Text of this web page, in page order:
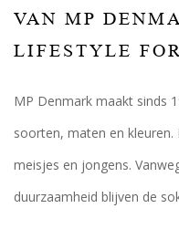
VAN MP
LIFESTYLE
MP Denmark maakt sinds
soorten, maten en
meisjes en jongens.
duurzaamheid blijven de